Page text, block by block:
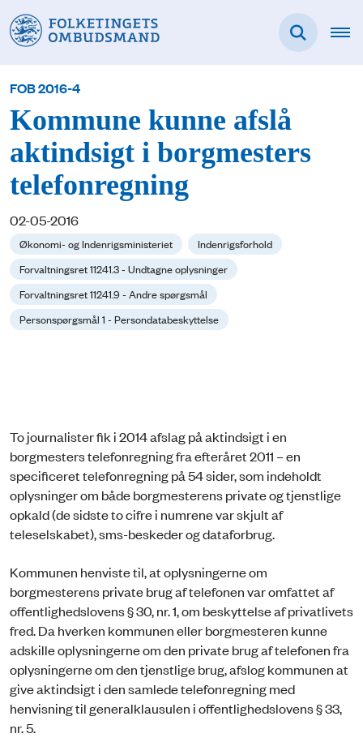
FOB 2016-4
Kommune kunne afslå
aktindsigt i borgmesters
telefonregning
02-05-2016
Økonomi- og Indenrigsministeriet
Indenrigsforhold
Forvaltningsret 11241.3 - Undtagne oplysninger
Forvaltningsret 11241.9 - Andre spørgsmål
Personspørgsmål 1 - Persondatabeskyttelse
To journalister fik i 2014 afslag på aktindsigt i en
borgmesters telefonregning fra efteråret 2011 – en
specificeret telefonregning på 54 sider, som indeholdt
oplysninger om både borgmesterens private og tjenstlige
opkald (de sidste to cifre i numrene var skjult af
teleselskabet), sms-beskeder og dataforbrug.
Kommunen henviste til, at oplysningerne om
borgmesterens private brug af telefonen var omfattet af
offentlighedslovens § 30, nr. 1, om beskyttelse af privatlivets
fred. Da hverken kommunen eller borgmesteren kunne
adskille oplysningerne om den private brug af telefonen fra
oplysningerne om den tjenstlige brug, afslog kommunen at
give aktindsigt i den samlede telefonregning med
henvisning til generalklausulen i offentlighedslovens § 33,
nr. 5.